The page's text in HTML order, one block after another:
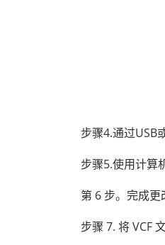
步骤4.通过USB
步骤5.使用计算
第 6 步。完成更
步骤 7. 将 VCF